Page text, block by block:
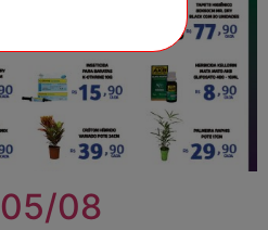
08